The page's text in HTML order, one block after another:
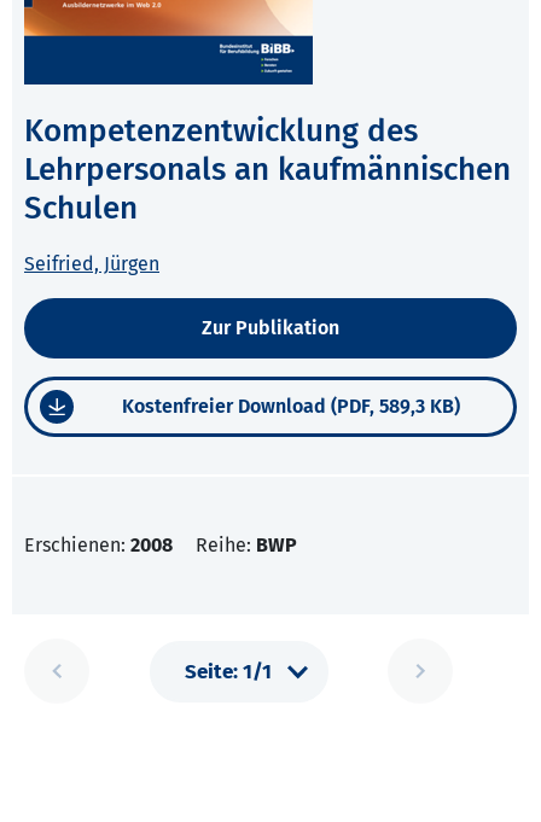
Kompetenzentwicklung des
Lehrpersonals an kaufmännischen
Schulen
Seifried, Jürgen
Zur Publikation
Kostenfreier Download (PDF, 589,3 KB)
Erschienen: 2008 Reihe: BWP